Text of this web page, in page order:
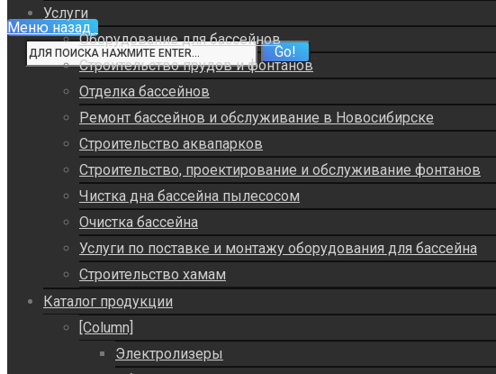
Меню назад
Услуги
Оборудование для бассейнов
Строительство прудов и фонтанов
Отделка бассейнов
Ремонт бассейнов и обслуживание в Новосибирске
Строительство аквапарков
Строительство, проектирование и обслуживание фонтанов
Чистка дна бассейна пылесосом
Очистка бассейна
Услуги по поставке и монтажу оборудования для бассейна
Строительство хамам
Каталог продукции
[Column]
Электролизеры